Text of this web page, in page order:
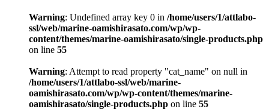
Warning: Undefined array key 0 in /home/users/1/attlabo-
ssl/web/marine-oamishirasato.com/wp/wp-
content/themes/marine-oamishirasato/single-products.php
on line 55
Warning: Attempt to read property "cat_name" on null in
/home/users/1/attlabo-ssl/web/marine-
oamishirasato.com/wp/wp-content/themes/marine-
oamishirasato/single-products.php on line 55